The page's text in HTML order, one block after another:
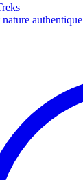
nature authentique